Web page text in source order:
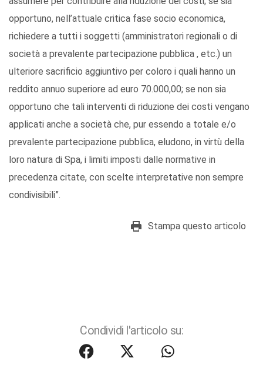
opportuno, nell’attuale critica fase socio economica,
richiedere a tutti i soggetti (amministratori regionali o di
società a prevalente partecipazione pubblica , etc.) un
ulteriore sacrificio aggiuntivo per coloro i quali hanno un
reddito annuo superiore ad euro 70.000,00; se non sia
opportuno che tali interventi di riduzione dei costi vengano
applicati anche a società che, pur essendo a totale e/o
prevalente partecipazione pubblica, eludono, in virtù della
loro natura di Spa, i limiti imposti dalle normative in
precedenza citate, con scelte interpretative non sempre
condivisibili”.
Stampa questo articolo
Condividi l'articolo su: